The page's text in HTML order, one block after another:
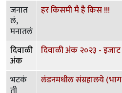
जनात
लं,
मनातलं
हर किसमी मै है किस !!!
दिवाळी
अंक
दिवाळी अंक २०२३ - इजाट
भटकं लंडनमधील संग्रहालये